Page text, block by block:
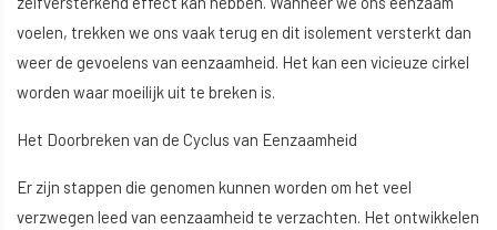
voelen, trekken we ons vaak terug en dit isolement versterkt dan
weer de gevoelens van eenzaamheid. Het kan een vicieuze cirkel
worden waar moeilijk uit te breken is.
Het Doorbreken van de Cyclus van Eenzaamheid
Er zijn stappen die genomen kunnen worden om het veel
verzwegen leed van eenzaamheid te verzachten. Het ontwikkelen